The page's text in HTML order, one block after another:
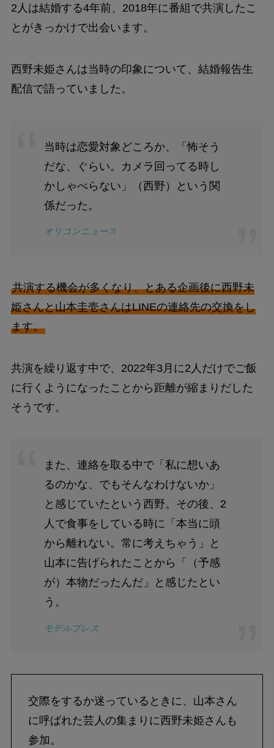
2人は結婚する4年前、2018年に番組で共演したこ
とがきっかけで出会います。
西野未姫さんは当時の印象について、結婚報告生
配信で語っていました。
当時は恋愛対象どころか、「怖そう
だな、ぐらい。カメラ回ってる時し
かしゃべらない」（西野）という関
係だった。
オリコンニュース
共演する機会が多くなり、とある企画後に西野未
姫さんと山本圭壱さんはLINEの連絡先の交換をし
ます。
共演を繰り返す中で、2022年3月に2人だけでご飯
に行くようになったことから距離が縮まりだした
そうです。
また、連絡を取る中で「私に想いあ
るのかな、でもそんなわけないか」
と感じていたという西野。その後、2
人で食事をしている時に「本当に頭
から離れない。常に考えちゃう」と
山本に告げられたことから「（予感
が）本物だったんだ」と感じたとい
う。
モデルプレス
交際をするか迷っているときに、山本さん
に呼ばれた芸人の集まりに西野未姫さんも
参加。